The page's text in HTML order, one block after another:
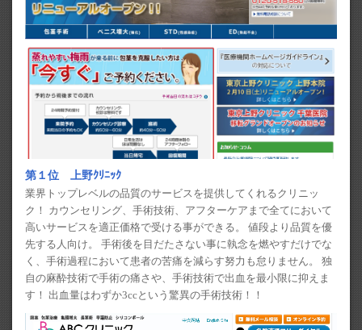
第１位 上野ｸﾘﾆｯｸ
業界トップレベルの品質のサービスを提供してくれるクリニッ
ク！ カウンセリング、手術技術、アフターケアまで全てにおいて
高いサービスを適正価格で受ける事ができる。 値段より品質を優
先する人向け。 手術後を目だたさない事に執念を燃やすだけでな
く、手術過程において患者の苦痛を減らす努力も怠りません。 独
自の麻酔技術で手術の痛さや、手術技術で出血を最小限に抑えま
す！ 出血量はわずか3ccという驚異の手術技術！！